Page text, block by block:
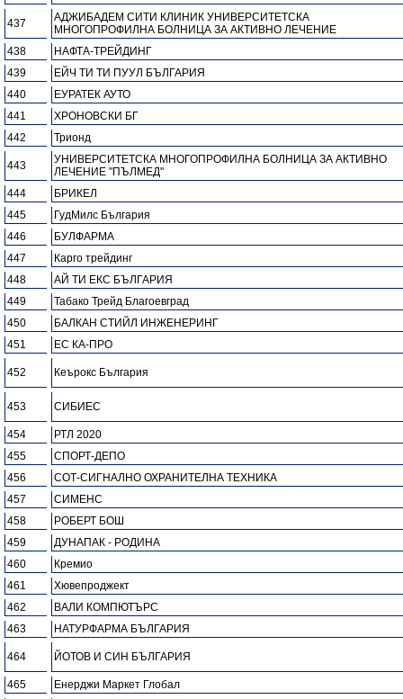
437
АДЖИБАДЕМ СИТИ КЛИНИК УНИВЕРСИТЕТСКА
МНОГОПРОФИЛНА БОЛНИЦА ЗА АКТИВНО ЛЕЧЕНИЕ
438
НАФТА-ТРЕЙДИНГ
439
ЕЙЧ ТИ ТИ ПУУЛ БЪЛГАРИЯ
440
ЕУРАТЕК АУТО
441
ХРОНОВСКИ БГ
442
Трионд
443
УНИВЕРСИТЕТСКА МНОГОПРОФИЛНА БОЛНИЦА ЗА АКТИВНО
ЛЕЧЕНИЕ "ПЪЛМЕД"
444
БРИКЕЛ
445
ГудМилс България
446
БУЛФАРМА
447
Карго трейдинг
448
АЙ ТИ ЕКС БЪЛГАРИЯ
449
Табако Трейд Благоевград
450
БАЛКАН СТИЙЛ ИНЖЕНЕРИНГ
451
ЕС КА-ПРО
452 Кеърокс България
453 СИБИЕС
454
РТЛ 2020
455
СПОРТ-ДЕПО
456
СОТ-СИГНАЛНО ОХРАНИТЕЛНА ТЕХНИКА
457
СИМЕНС
458
РОБЕРТ БОШ
459
ДУНАПАК - РОДИНА
460
Кремио
461
Хювепроджект
462
ВАЛИ КОМПЮТЪРС
463
НАТУРФАРМА БЪЛГАРИЯ
464 ЙОТОВ И СИН БЪЛГАРИЯ
465
Енерджи Маркет Глобал